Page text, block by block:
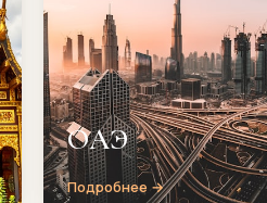
ОАЭ
Подробнее →